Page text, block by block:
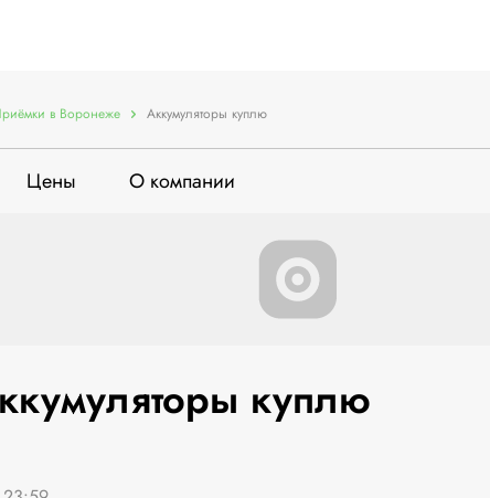
в Воронеже Аккумуляторы куплю
Цены О компании
куплю